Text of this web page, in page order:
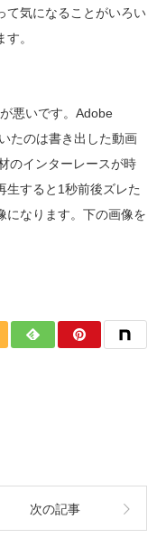
て気になることがいろい
。
悪いです。Adobe
たのは書き出した動画
のインターレースが時
生すると1秒前後ズレた
になります。下の画像を
次の記事